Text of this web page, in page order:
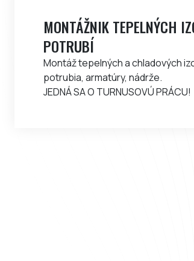
MONTÁŽNIK TEPELNÝCH
POTRUBÍ
Montáž tepelných a chladových
potrubia, armatúry, nádrže.
JEDNÁ SA O TURNUSOVÚ PRÁCU!